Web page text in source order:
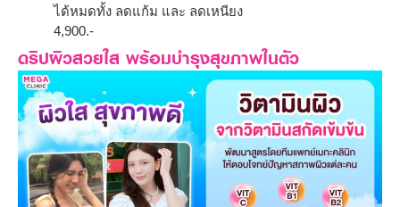
ได้หมดทั้ง ลดแก้ม และ ลดเหนียง
4,900.-
ดริปผิวสวยใส พร้อมบำรุงสุขภาพในตัว